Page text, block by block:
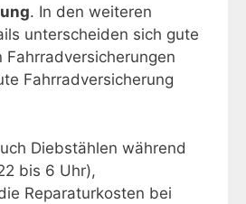
. In den weiteren
unterscheiden sich gute
Fahrradversicherung
Diebstählen während
bis 6 Uhr),
Reparaturkosten bei